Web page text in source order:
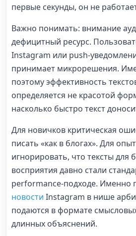
первые секунды, он не
Важно понимать: внимание
дефицитный ресурс.
Instagram или push-
принимает микрорешения.
поэтому эффективность
определяется не красотой
насколько быстро текст
Для новичков критическая
писать «как в блогах». Для
игнорировать, что тексты для
восприятия давно стали
performance-подходе. Именно
новости Instagram в нише
подаются в формате
длинных объяснений.